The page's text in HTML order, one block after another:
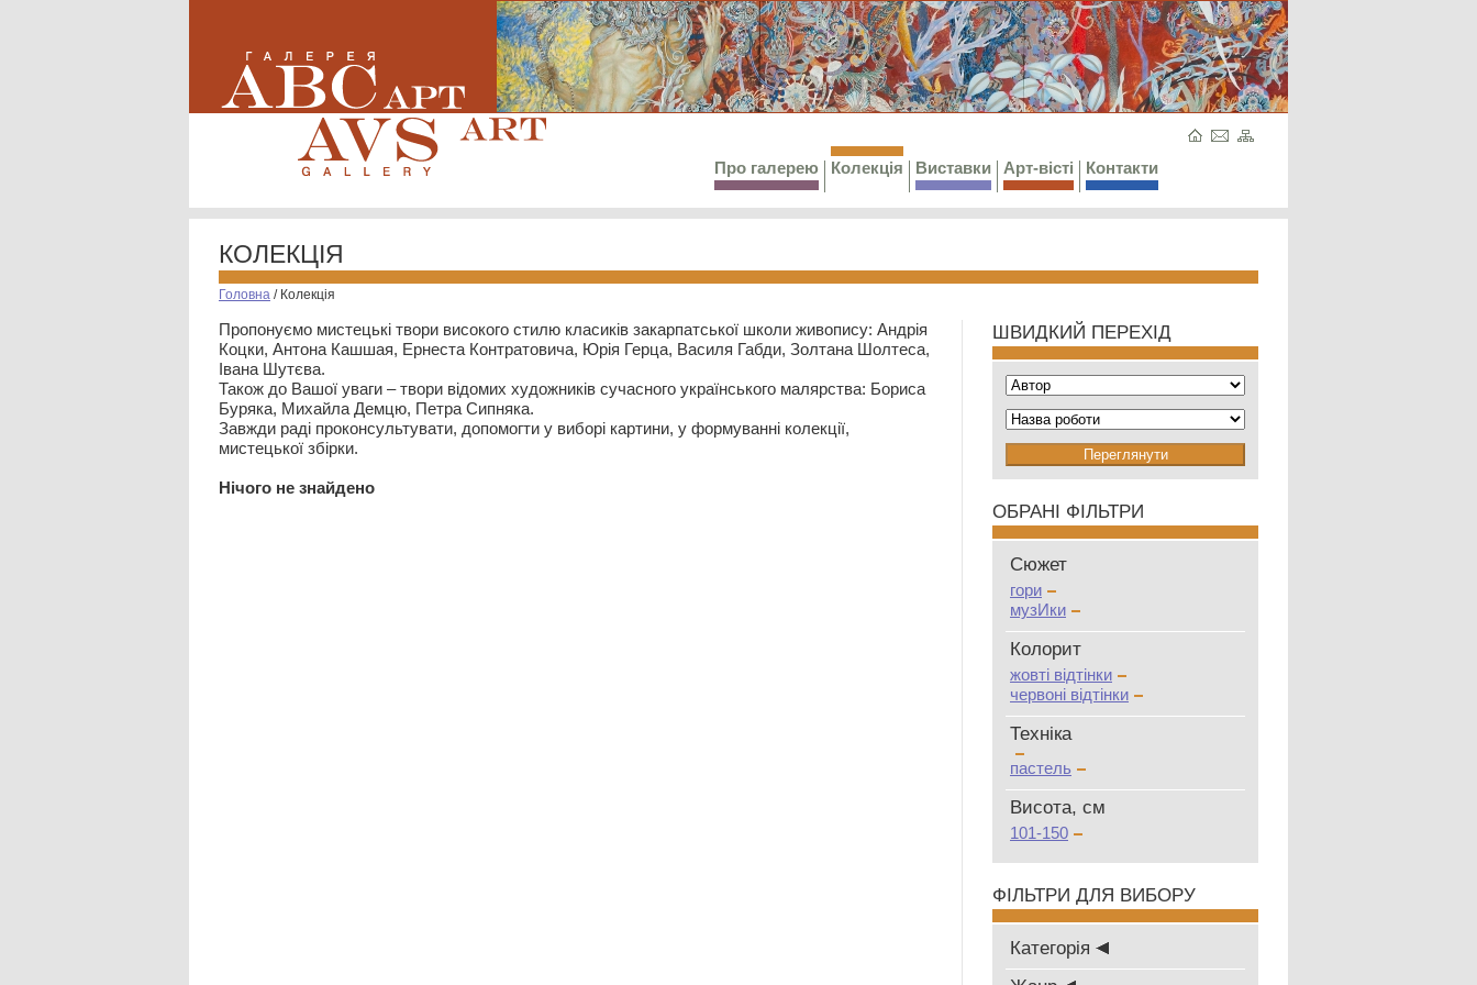
Про галерею Колекція Виставки Арт-вісті Контакти
КОЛЕКЦІЯ
Головна / Колекція
Пропонуємо мистецькі твори високого стилю класиків закарпатської школи живопису: Андрія
Коцки, Антона Кашшая, Ернеста Контратовича, Юрія Герца, Василя Габди, Золтана Шолтеса,
Івана Шутєва.
Також до Вашої уваги – твори відомих художників сучасного українського малярства: Бориса
Буряка, Михайла Демцю, Петра Сипняка.
Завжди раді проконсультувати, допомогти у виборі картини, у формуванні колекції,
мистецької збірки.
Нiчого не знайдено
ШВИДКИЙ ПЕРЕХІД
ОБРАНІ ФІЛЬТРИ
Сюжет
гори
музИки
Колорит
жовті відтінки
червоні відтінки
Техніка
пастель
Висота, см
101-150
ФІЛЬТРИ ДЛЯ ВИБОРУ
Категорія